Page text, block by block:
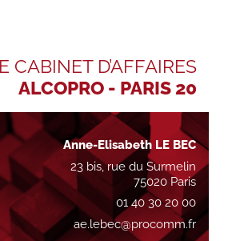
CABINET D’AFFAIRES
ALCOPRO - PARIS 20
Anne-Elisabeth LE BEC
23 bis, rue du Surmelin
75020 Paris
01 40 30 20 00
ae.lebec@procomm.fr